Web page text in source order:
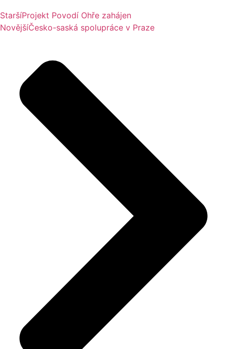
StaršíProjekt Povodí Ohře zahájen
NovějšíČesko-saská spolupráce v Praze